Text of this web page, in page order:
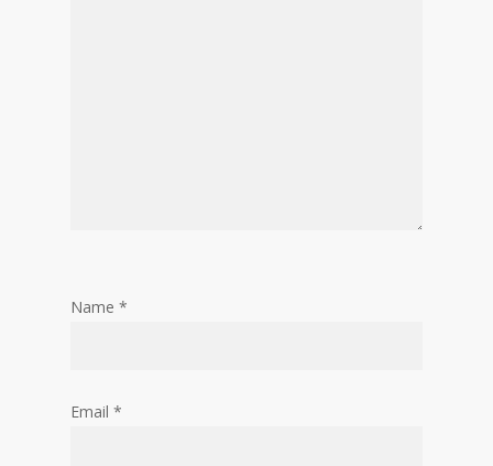
Name *
Email *